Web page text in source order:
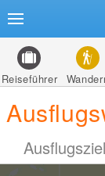
Reiseführer